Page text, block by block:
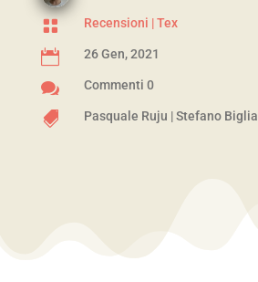
 Recensioni |Tex
 26 Gen, 2021
 Commenti 0
 Pasquale Ruju |Stefano Biglia